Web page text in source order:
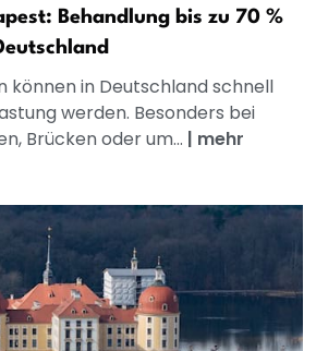
Behandlung bis zu 70 %
können in Deutschland schnell
werden. Besonders bei
Brücken oder um... | mehr